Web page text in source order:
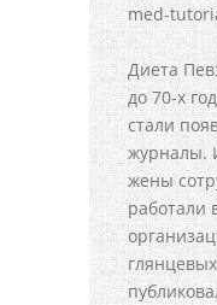
med-
Диета
до 70-х
стали
журналы.
жены
работали